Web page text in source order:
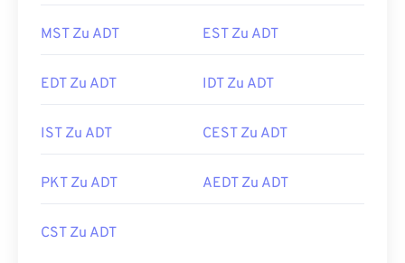
MST Zu ADT EST Zu ADT
EDT Zu ADT IDT Zu ADT
IST Zu ADT CEST Zu ADT
PKT Zu ADT AEDT Zu ADT
CST Zu ADT